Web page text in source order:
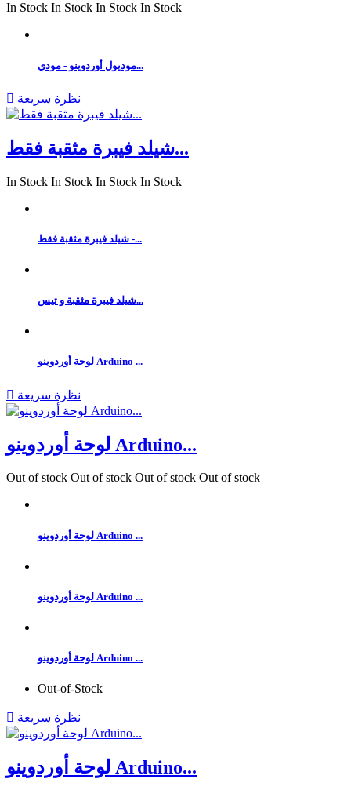
In Stock In Stock In Stock In Stock
موديول أوردوينو - مودي...
 نظرة سريعة
شيلد فيبرة مثقبة فقط...
In Stock In Stock In Stock In Stock
شيلد فيبرة مثقبة فقط -...
شيلد فيبرة مثقبة و تيس...
لوحة أوردوينو Arduino ...
 نظرة سريعة
لوحة أوردوينو Arduino...
Out of stock Out of stock Out of stock Out of stock
لوحة أوردوينو Arduino ...
لوحة أوردوينو Arduino ...
لوحة أوردوينو Arduino ...
Out-of-Stock
 نظرة سريعة
لوحة أوردوينو Arduino...